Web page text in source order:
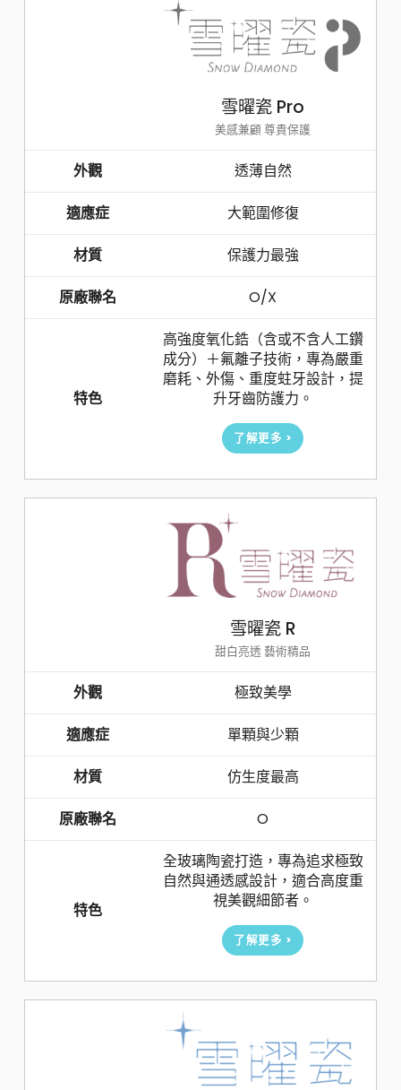
雪曜瓷 Pro
美感兼顧 尊貴保護
外觀 透薄自然
適應症 大範圍修復
材質 保護力最強
原廠聯名 O/X
特色
高強度氧化鋯（含或不含人工鑽
成分）＋氟離子技術，專為嚴重
磨耗、外傷、重度蛀牙設計，提
升牙齒防護力。
了解更多 >
雪曜瓷 R
甜白亮透 藝術精品
外觀 極致美學
適應症 單顆與少顆
材質 仿生度最高
原廠聯名 O
特色
全玻璃陶瓷打造，專為追求極致
自然與通透感設計，適合高度重
視美觀細節者。
了解更多 >